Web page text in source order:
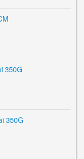
350G
350G